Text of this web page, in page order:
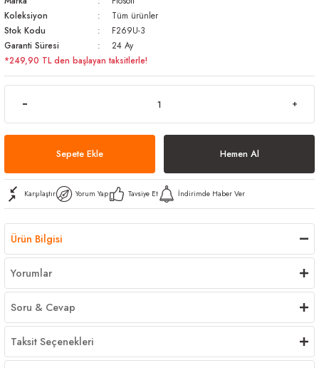
Bezler
Kovalar
Koleksiyon
Tüm ürünler
Stok Kodu
F269U-3
Garanti Süresi
24 Ay
*249,90 TL den başlayan taksitlerle!
Sepete Ekle Hemen Al
Karşılaştır Yorum Yap Tavsiye Et İndirimde Haber Ver
Ürün Bilgisi
Yorumlar
Soru & Cevap
Taksit Seçenekleri